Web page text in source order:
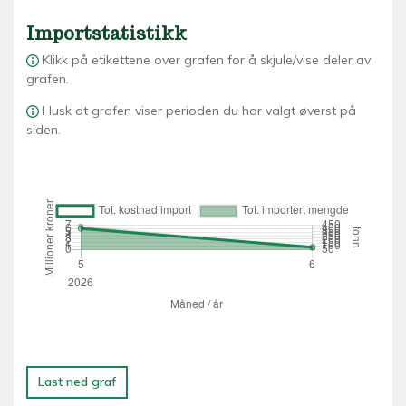
Importstatistikk
Klikk på etikettene over grafen for å skjule/vise deler av
grafen.
Husk at grafen viser perioden du har valgt øverst på
siden.
Last ned graf